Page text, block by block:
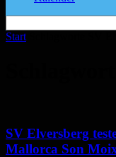
Start
SV Elversberg
Mallorca Son